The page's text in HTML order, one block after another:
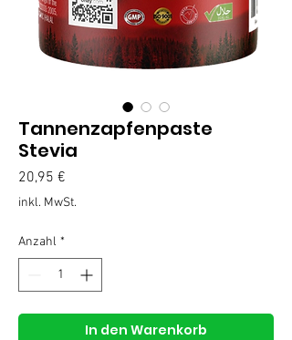
Tannenzapfenpaste
Stevia
20,95 €
inkl. MwSt.
Anzahl *
In den Warenkorb